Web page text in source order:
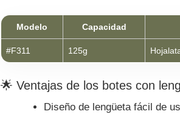
Modelo Capacidad
#F311 125g
🌟 Ventajas de los botes con
Diseño de lengüeta fácil de